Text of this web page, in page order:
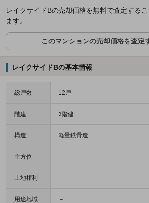
レイクサイドBの売却価格を無料で査定するこ
ます。
このマンションの売却価格を査定す
レイクサイドBの基本情報
総戸数 12戸
階建 3階建
構造 軽量鉄骨造
主方位 －
土地権利 －
用途地域 －